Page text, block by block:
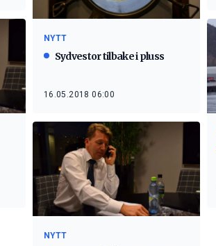
NYTT
Sydvestor tilbake i pluss
16.05.2018 06:00
NYTT